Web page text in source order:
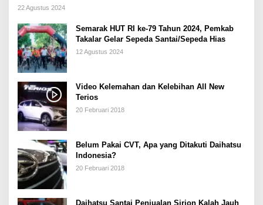
22 Agustus 2024
Semarak HUT RI ke-79 Tahun 2024, Pemkab
Takalar Gelar Sepeda Santai/Sepeda Hias
12 Agustus 2024
Video Kelemahan dan Kelebihan All New
Terios
20 Februari 2018
Belum Pakai CVT, Apa yang Ditakuti Daihatsu
Indonesia?
20 Februari 2018
Daihatsu Santai Penjualan Sirion Kalah Jauh